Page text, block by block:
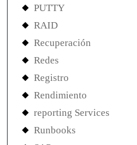
PUTTY
RAID
Recuperación
Redes
Registro
Rendimiento
reporting Services
Runbooks